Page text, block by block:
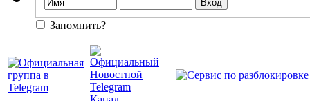
Запомнить?